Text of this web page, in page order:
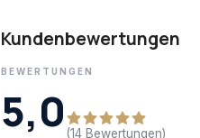
Kundenbewertungen
BEWERTUNGEN
5,0 (14 Bewertungen)